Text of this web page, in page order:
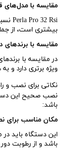
مقایسه با مدل‌های
Perla Pro 32 Rsi
بیشتری است، از
مقایسه با برندهای
در مقایسه با
ویژه برتری دارد و
نکاتی برای نصب و
نصب صحیح این
باشد:
مکان مناسب برای
این دستگاه باید
باشد و از رطوبت